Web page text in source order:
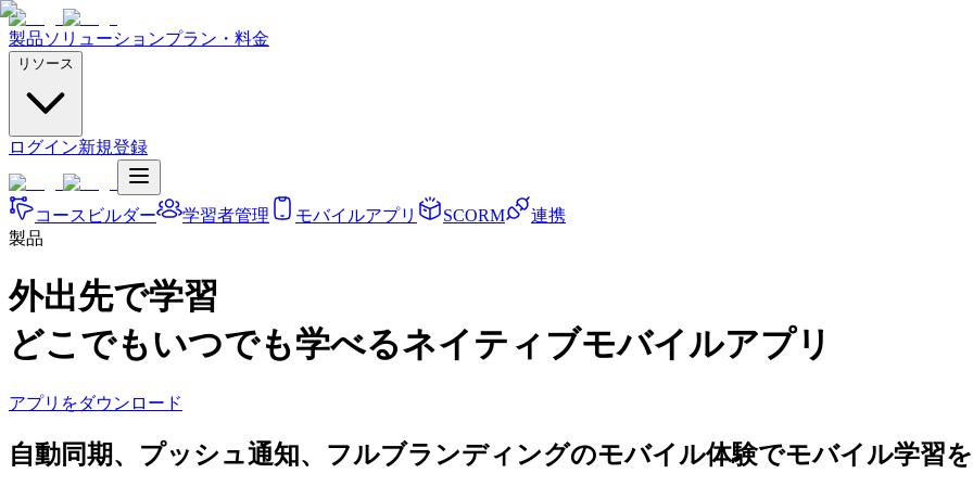
製品ソリューションプラン・料金
リソース
ログイン新規登録
コースビルダー 学習者管理 モバイルアプリ SCORM
連携
製品
外出先で学習
どこでもいつでも学べるネイティブモバイルアプリ
アプリをダウンロード
自動同期、プッシュ通知、フルブランディングのモバイル体験でモバイル学習